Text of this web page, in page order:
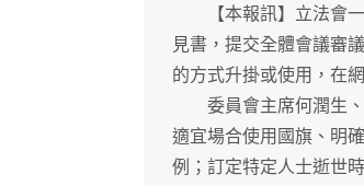
【本報訊】立法會一
見書，提交全體會議審
的方式升掛或使用，在
委員會主席何潤生、
適宜場合使用國旗、明
例；訂定特定人士逝世